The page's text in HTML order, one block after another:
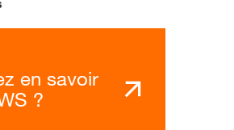
en savoir
?